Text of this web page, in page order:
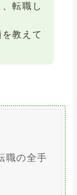
転職し
教えて
職の全手